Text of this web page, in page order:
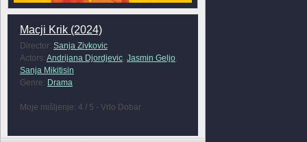
Macji Krik (2024)
Director: Sanja Zivkovic
Actors: Andrijana Djordjevic, Jasmin Geljo,
Sanja Mikitisin
Genre: Drama
Moje mišljenje: 4 / 5 - Vrlo Dobar